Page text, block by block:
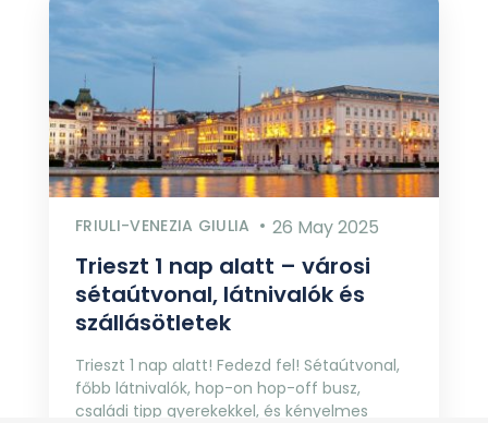
FRIULI-VENEZIA GIULIA 26 May 2025
Trieszt 1 nap alatt – városi
sétaútvonal, látnivalók és
szállásötletek
Trieszt 1 nap alatt! Fedezd fel! Sétaútvonal,
főbb látnivalók, hop-on hop-off busz,
családi tipp gyerekekkel, és kényelmes